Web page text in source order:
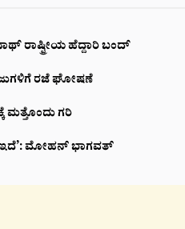
ರಾಷ್ಟ್ರೀಯ ಹೆದ್ದಾರಿ ಬಂದ್‌
ರಜೆ ಘೋಷಣೆ
ಮತ್ತೊಂದು ಗರಿ
ಇದೆ’: ಮೋಹನ್ ಭಾಗವತ್